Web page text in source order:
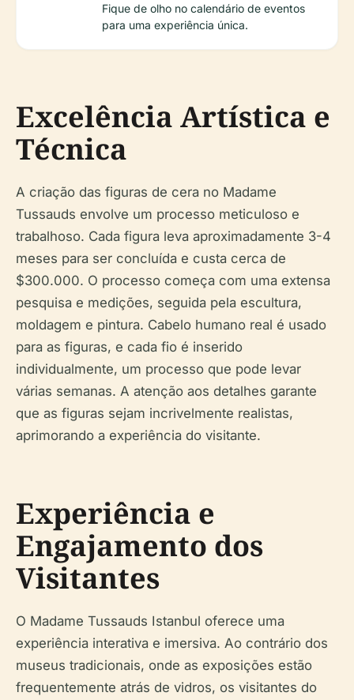
Fique de olho no calendário de eventos
para uma experiência única.
Excelência Artística e
Técnica
A criação das figuras de cera no Madame
Tussauds envolve um processo meticuloso e
trabalhoso. Cada figura leva aproximadamente 3-4
meses para ser concluída e custa cerca de
$300.000. O processo começa com uma extensa
pesquisa e medições, seguida pela escultura,
moldagem e pintura. Cabelo humano real é usado
para as figuras, e cada fio é inserido
individualmente, um processo que pode levar
várias semanas. A atenção aos detalhes garante
que as figuras sejam incrivelmente realistas,
aprimorando a experiência do visitante.
Experiência e
Engajamento dos
Visitantes
O Madame Tussauds Istanbul oferece uma
experiência interativa e imersiva. Ao contrário dos
museus tradicionais, onde as exposições estão
frequentemente atrás de vidros, os visitantes do